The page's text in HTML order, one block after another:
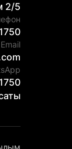
2/5
Email